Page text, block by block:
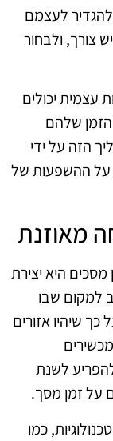
לעצמם
צורך, ולבחור
עצמית יכולים
שלהם
הזה על ידי
על ההשפעות של
מאוזנת
היא יצירת
למקום שבו
שיהיו אזורים
לשנת
על זמן מסך.
כמו